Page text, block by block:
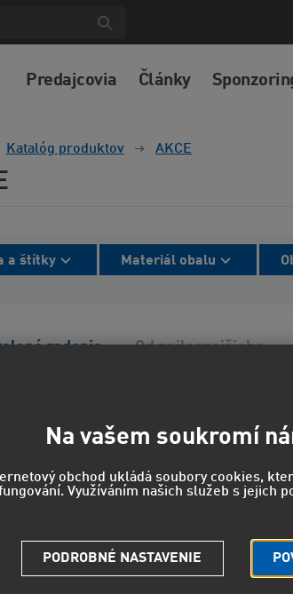
Predajcovia Články
Katalóg produktov AKCE
a štítky Materiál obalu
radenie Od najlacnejšieho
Odporúčame
Na vašem soukromí
obchod ukládá soubory cookies,
Využíváním našich služeb s jejich
PODROBNÉ NASTAVENIE